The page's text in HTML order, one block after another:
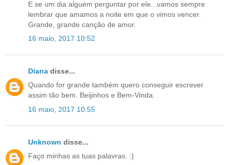
E se um dia alguém perguntar por ele...vamos sempre
lembrar que amamos a noite em que o vimos vencer.
Grande, grande canção de amor.
16 maio, 2017 10:52
Diana disse...
Quando for grande também quero conseguir escrever
assim tão bem. Beijinhos e Bem-Vinda.
16 maio, 2017 10:55
Unknown disse...
Faço minhas as tuas palavras. :)